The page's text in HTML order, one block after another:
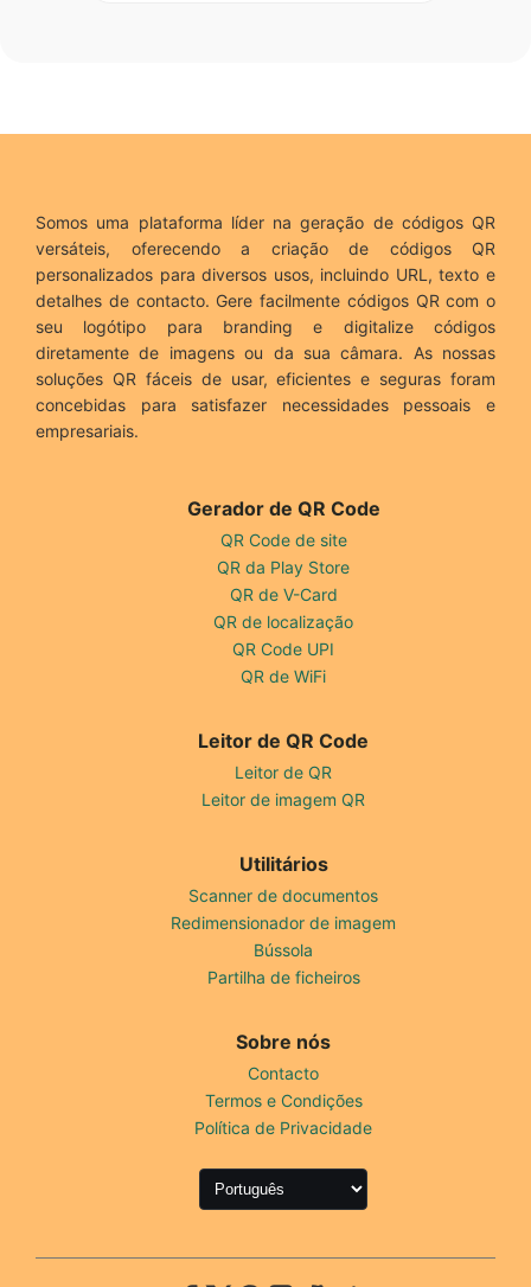
Somos uma plataforma líder na geração de códigos QR
versáteis, oferecendo a criação de códigos QR
personalizados para diversos usos, incluindo URL, texto e
detalhes de contacto. Gere facilmente códigos QR com o
seu logótipo para branding e digitalize códigos
diretamente de imagens ou da sua câmara. As nossas
soluções QR fáceis de usar, eficientes e seguras foram
concebidas para satisfazer necessidades pessoais e
empresariais.
Gerador de QR Code
QR Code de site
QR da Play Store
QR de V-Card
QR de localização
QR Code UPI
QR de WiFi
Leitor de QR Code
Leitor de QR
Leitor de imagem QR
Utilitários
Scanner de documentos
Redimensionador de imagem
Bússola
Partilha de ficheiros
Sobre nós
Contacto
Termos e Condições
Política de Privacidade